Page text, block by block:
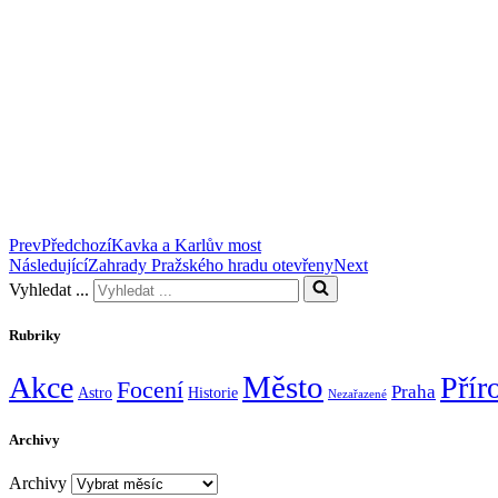
PrevPředchozíKavka a Karlův most
NásledujícíZahrady Pražského hradu otevřenyNext
Vyhledat ...
Rubriky
Akce Astro Focení Historie Město Nezařazené Praha
Archivy
Archivy